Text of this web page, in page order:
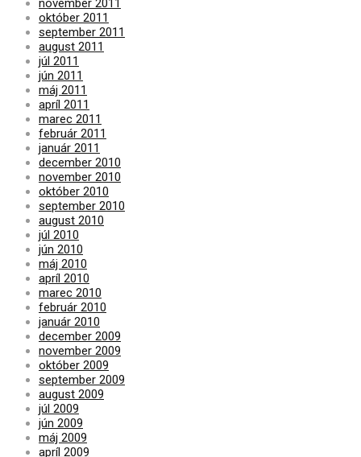
november 2011
október 2011
september 2011
august 2011
júl 2011
jún 2011
máj 2011
apríl 2011
marec 2011
február 2011
január 2011
december 2010
november 2010
október 2010
september 2010
august 2010
júl 2010
jún 2010
máj 2010
apríl 2010
marec 2010
február 2010
január 2010
december 2009
november 2009
október 2009
september 2009
august 2009
júl 2009
jún 2009
máj 2009
apríl 2009